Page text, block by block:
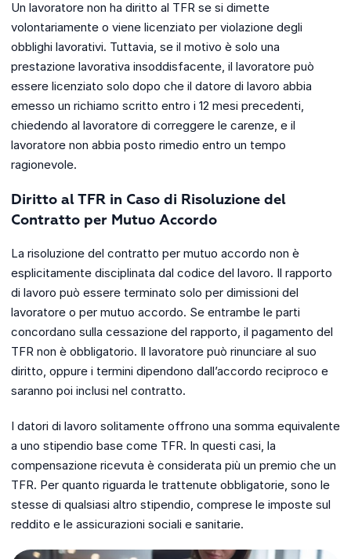
Un lavoratore non ha diritto al TFR se si dimette
volontariamente o viene licenziato per violazione degli
obblighi lavorativi. Tuttavia, se il motivo è solo una
prestazione lavorativa insoddisfacente, il lavoratore può
essere licenziato solo dopo che il datore di lavoro abbia
emesso un richiamo scritto entro i 12 mesi precedenti,
chiedendo al lavoratore di correggere le carenze, e il
lavoratore non abbia posto rimedio entro un tempo
ragionevole.
Diritto al TFR in Caso di Risoluzione del
Contratto per Mutuo Accordo
La risoluzione del contratto per mutuo accordo non è
esplicitamente disciplinata dal codice del lavoro. Il rapporto
di lavoro può essere terminato solo per dimissioni del
lavoratore o per mutuo accordo. Se entrambe le parti
concordano sulla cessazione del rapporto, il pagamento del
TFR non è obbligatorio. Il lavoratore può rinunciare al suo
diritto, oppure i termini dipendono dall’accordo reciproco e
saranno poi inclusi nel contratto.
I datori di lavoro solitamente offrono una somma equivalente
a uno stipendio base come TFR. In questi casi, la
compensazione ricevuta è considerata più un premio che un
TFR. Per quanto riguarda le trattenute obbligatorie, sono le
stesse di qualsiasi altro stipendio, comprese le imposte sul
reddito e le assicurazioni sociali e sanitarie.